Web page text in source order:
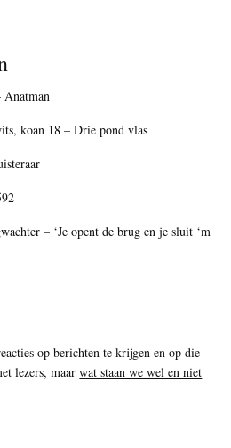
Anatman
koan 18 – Drie pond vlas
– ‘Je opent de brug en je sluit ‘m
op berichten te krijgen en op die
lezers, maarwat staan we wel en niet